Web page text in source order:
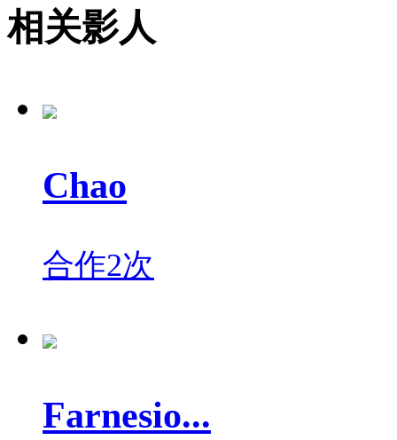
相关影人
Chao
合作2次
Farnesio...